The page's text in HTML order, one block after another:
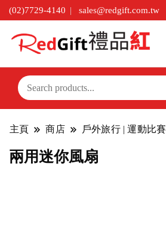
(02)7729-4140 sales@redgift.com.tw
主頁 商店 戶外旅行 | 運動比賽
兩用迷你風扇